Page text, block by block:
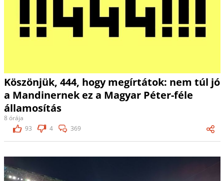
Köszönjük, 444, hogy megírtátok: nem túl jó
a Mandinernek ez a Magyar Péter-féle
államosítás
8 órája
93
4 369